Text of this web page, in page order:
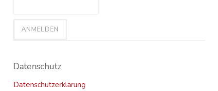
Datenschutz
Datenschutzerklärung